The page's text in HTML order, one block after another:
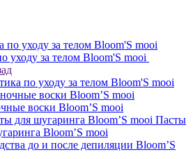
уходу за телом Bloom'S mooi
по уходу за телом Bloom'S mooi
воски Bloom’S mooi
Пасты
Bloom’S mooi